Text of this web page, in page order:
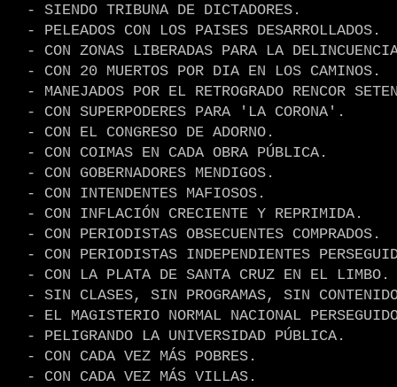
- SIENDO TRIBUNA DE DICTADORES.
- PELEADOS CON LOS PAISES DESARROLLADOS.
- CON ZONAS LIBERADAS PARA LA
- CON 20 MUERTOS POR DIA EN LOS CAMINOS.
- MANEJADOS POR EL RETROGRADO RENCOR
- CON SUPERPODERES PARA 'LA CORONA'.
- CON EL CONGRESO DE ADORNO.
- CON COIMAS EN CADA OBRA PÚBLICA.
- CON GOBERNADORES MENDIGOS.
- CON INTENDENTES MAFIOSOS.
- CON INFLACIÓN CRECIENTE Y REPRIMIDA.
- CON PERIODISTAS OBSECUENTES COMPRADOS.
- CON PERIODISTAS INDEPENDIENTES
- CON LA PLATA DE SANTA CRUZ EN EL LIMBO.
- SIN CLASES, SIN PROGRAMAS, SIN
- EL MAGISTERIO NORMAL NACIONAL
- PELIGRANDO LA UNIVERSIDAD PÚBLICA.
- CON CADA VEZ MÁS POBRES.
- CON CADA VEZ MÁS VILLAS.